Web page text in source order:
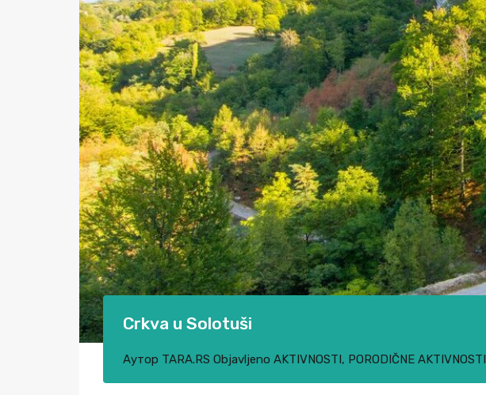
Crkva u Solotuši
Аутор TARA.RS Objavljeno AKTIVNOSTI, PORODIČNE AKTIVNOSTI